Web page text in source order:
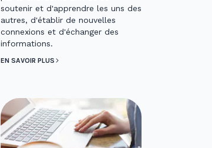
soutenir et d'apprendre les uns des
autres, d'établir de nouvelles
connexions et d'échanger des
informations.
EN SAVOIR PLUS